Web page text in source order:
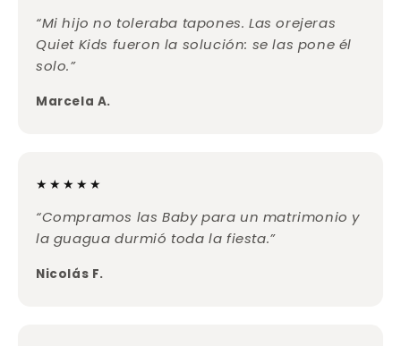
“Mi hijo no toleraba tapones. Las orejeras
Quiet Kids fueron la solución: se las pone él
solo.”
Marcela A.
★★★★★
“Compramos las Baby para un matrimonio y
la guagua durmió toda la fiesta.”
Nicolás F.